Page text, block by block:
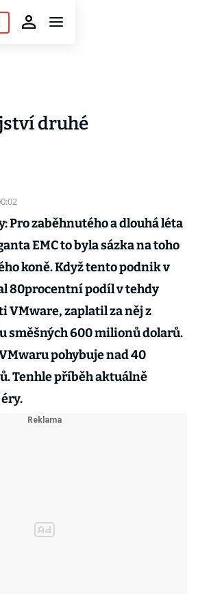
druhé
Pro zaběhnutého a dlouhá léta
EMC to byla sázka na toho
koně. Když tento podnik v
80procentní podíl v tehdy
VMware, zaplatil za něj z
směšných 600 milionů dolarů.
pohybuje nad 40
Tenhle příběh aktuálně